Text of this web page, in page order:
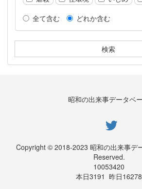
全て含む どれか含む
昭和の出来事データベ
Copyright © 2018-2023 昭和の出来事デ
Reserved.
10053420
本日3191 昨日16278